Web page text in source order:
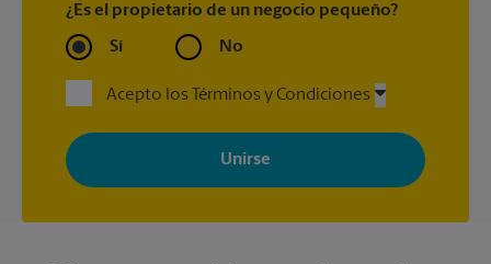
¿Es el propietario de un negocio pequeño?
Sí No
Acepto los Términos y Condiciones
Al registrarse, acepta recibir correos electrónicos de The UPS
Store con noticias, ofertas especiales, promociones y mensajes
adaptados a sus intereses. Puede darse de baja en cualquier
momento. Para más información, consulte nuestra política de